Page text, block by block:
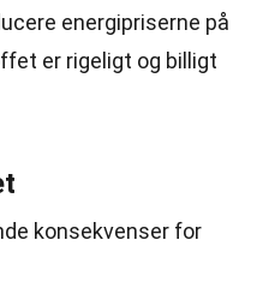
energipriserne på
er rigeligt og billigt
konsekvenser for